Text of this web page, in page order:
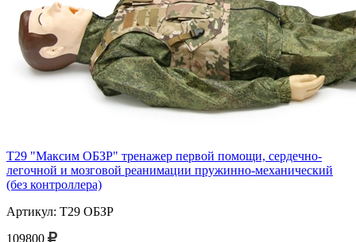
Т29 "Максим ОБЗР" тренажер первой помощи, сердечно-
легочной и мозговой реанимации пружинно-механический
(без контроллера)
Артикул: Т29 ОБЗР
109800